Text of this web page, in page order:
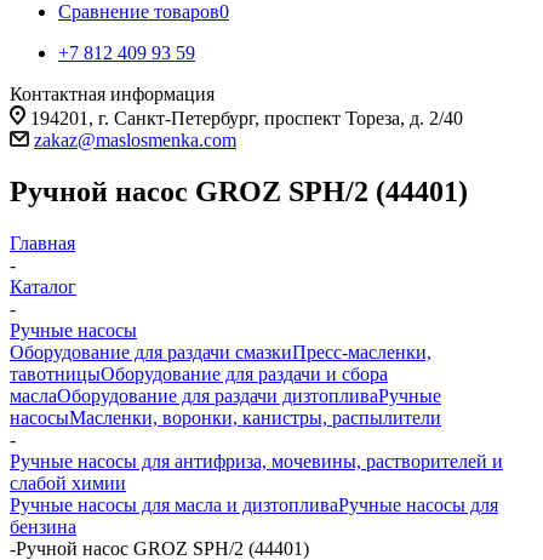
Сравнение товаров0
+7 812 409 93 59
Контактная информация
194201, г. Санкт-Петербург, проспект Тореза, д. 2/40
zakaz@maslosmenka.com
Ручной насос GROZ SPH/2 (44401)
Главная
-
Каталог
-
Ручные насосы
Оборудование для раздачи смазкиПресс-масленки,
тавотницыОборудование для раздачи и сбора
маслаОборудование для раздачи дизтопливаРучные
насосыМасленки, воронки, канистры, распылители
-
Ручные насосы для антифриза, мочевины, растворителей и
слабой химии
Ручные насосы для масла и дизтопливаРучные насосы для
бензина
-Ручной насос GROZ SPH/2 (44401)